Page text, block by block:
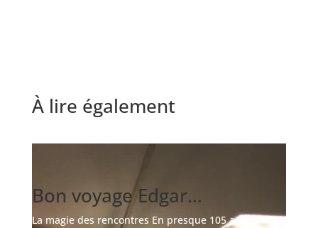
À lire également
Bon voyage Edgar…
La magie des rencontres En presque 105 ans,